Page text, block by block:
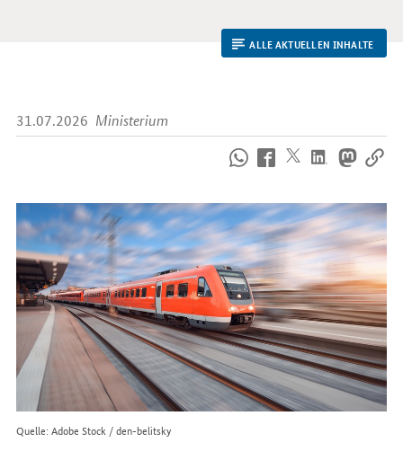
ALLE AKTUELLEN INHALTE
31.07.2026 Ministerium
uns
im
Internet
Quelle: Adobe Stock / den-belitsky